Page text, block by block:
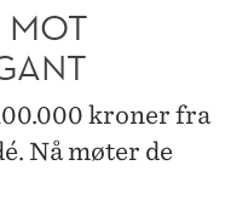
MOT
kroner fra
Nå møter de